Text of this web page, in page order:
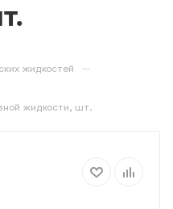
жидкостей —
жидкости, шт.